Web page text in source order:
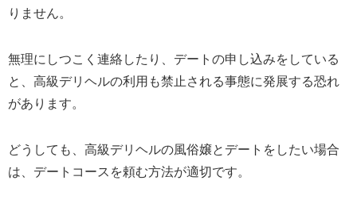
りません。
無理にしつこく連絡したり、デートの申し込みをしている
と、高級デリヘルの利用も禁止される事態に発展する恐れ
があります。
どうしても、高級デリヘルの風俗嬢とデートをしたい場合
は、デートコースを頼む方法が適切です。